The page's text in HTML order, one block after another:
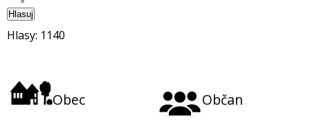
Hlasuj
Hlasy: 1140
Obec Občan